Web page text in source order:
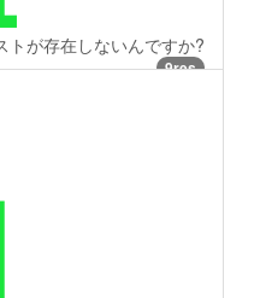
トが存在しないんですか?
9res